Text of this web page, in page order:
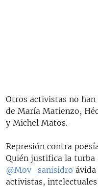
Otros activistas no
de María Matienzo,
y Michel Matos.
Represión contra
Quién justifica la turba
@Mov_sanisidro ávida
activistas,